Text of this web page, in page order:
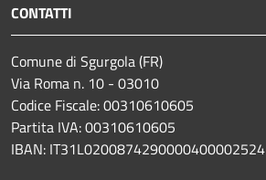
CONTATTI
Comune di Sgurgola (FR)
Via Roma n. 10 - 03010
Codice Fiscale: 00310610605
Partita IVA: 00310610605
IBAN: IT31L0200874290000400002524